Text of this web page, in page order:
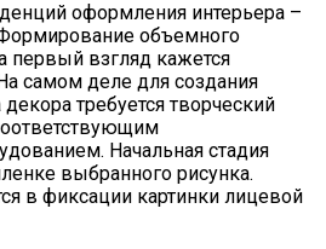
оформления интерьера –
объемного
первый взгляд кажется
самом деле для создания
требуется творческий
Начальная стадия
выбранного рисунка.
в фиксации картинки лицевой